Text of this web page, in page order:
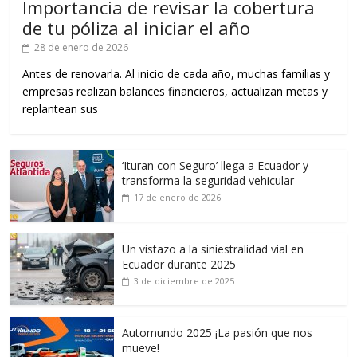
Importancia de revisar la cobertura
de tu póliza al iniciar el año
28 de enero de 2026
Antes de renovarla. Al inicio de cada año, muchas familias y
empresas realizan balances financieros, actualizan metas y
replantean sus
‘Ituran con Seguro’ llega a Ecuador y
transforma la seguridad vehicular
17 de enero de 2026
Un vistazo a la siniestralidad vial en
Ecuador durante 2025
3 de diciembre de 2025
Automundo 2025 ¡La pasión que nos
mueve!